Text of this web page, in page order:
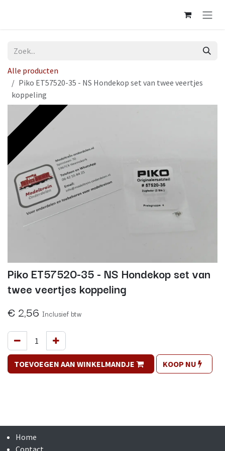
Alle producten
Piko ET57520-35 - NS Hondekop set van twee veertjes
koppeling
Op voorraad
Piko ET57520-35 - NS Hondekop set van
twee veertjes koppeling
€ 2,56 Inclusief btw
TOEVOEGEN AAN WINKELMANDJE KOOP NU
Home
Contact